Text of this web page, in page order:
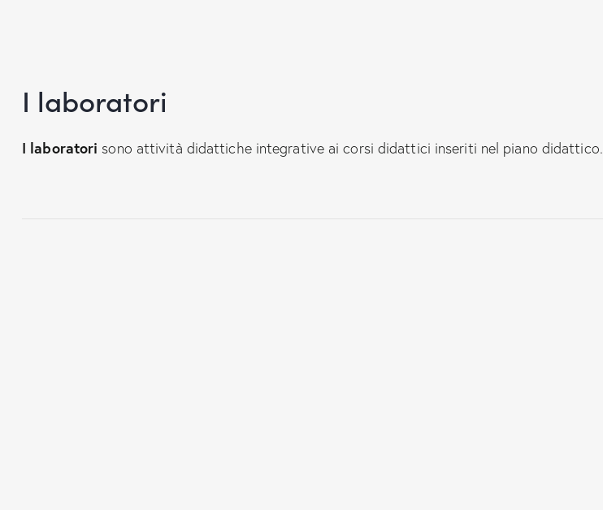
I laboratori
I laboratorisono attività didattiche integrative ai corsi didattici inseriti nel piano didattico.